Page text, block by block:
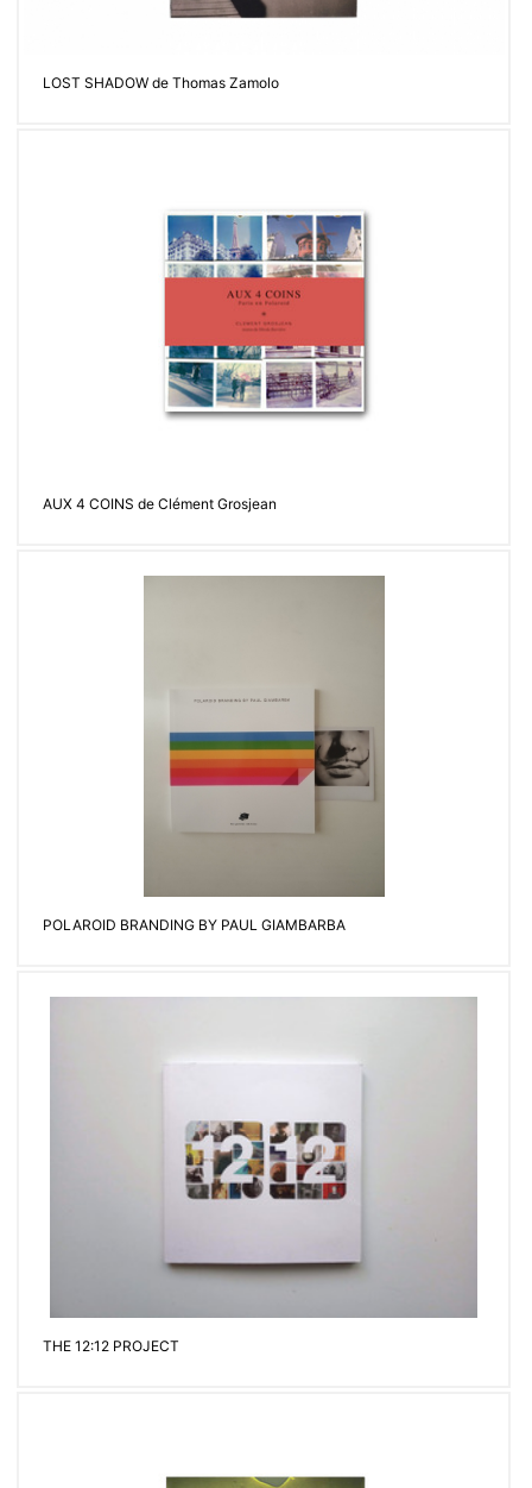
LOST SHADOW de Thomas Zamolo
AUX 4 COINS de Clément Grosjean
POLAROID BRANDING BY PAUL GIAMBARBA
THE 12:12 PROJECT